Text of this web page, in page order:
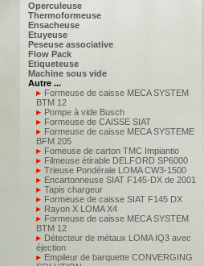
Operculeuse
Thermoformeuse
Ensacheuse
Etuyeuse
Peseuse associative
Flow Pack
Etiqueteuse
Machine sous vide
Autre ...
Formeuse de caisse MECA SYSTEM
BTM 12
Pompe à vide Busch
Formeuse de CAISSE SIAT
Formeuse de caisse MECA SYSTEME
BFM 205
Fomeuse de carton TMC Impiantio
Filmeuse étirable DELFORD SP6000
Trieuse Pondérale LOMA CW3-1500
Encartonneuse SIAT F145-DX de 2001
Tapis chargeur
Formeuse de caisse SIAT F145 DX
Rayon X LOMA X4
Formeuse de caisse MECA SYSTEM
BTM 12
Détecteur de métaux LOMA IQ3 avec
éjection
Empileur de barquette CONVERGING